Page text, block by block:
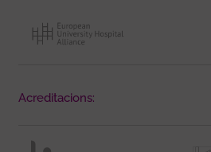
Acreditacions: